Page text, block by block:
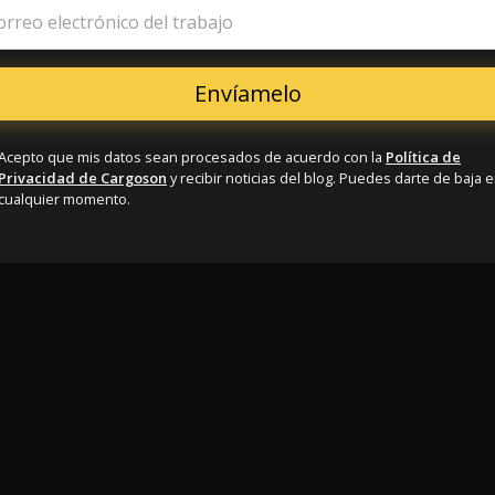
electrónico del trabajo
que mis datos sean procesados de acuerdo con la Política de
de Cargoson y recibir noticias del blog. Puedes darte de baja
momento.